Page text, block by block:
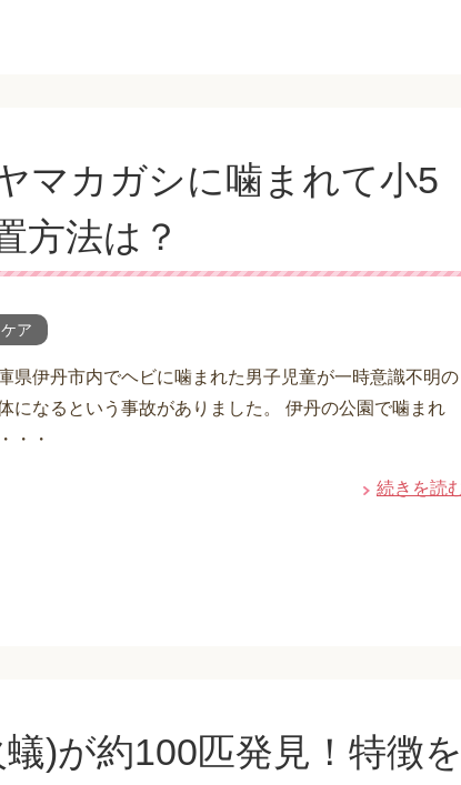
マカガシに噛まれて小5
方法は？
ア
県伊丹市内でヘビに噛まれた男子児童が一時意識不明の
になるという事故がありました。 伊丹の公園で噛まれ
・・
続きを読
)が約100匹発見！特徴を